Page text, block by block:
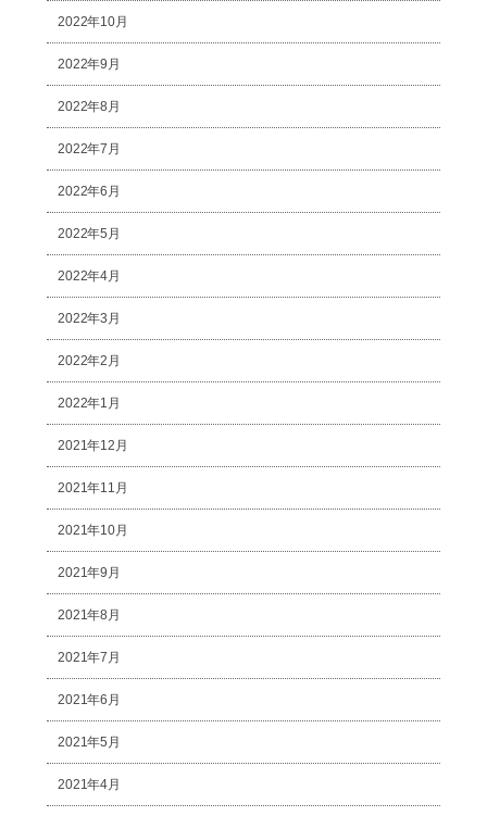
2022年10月
2022年9月
2022年8月
2022年7月
2022年6月
2022年5月
2022年4月
2022年3月
2022年2月
2022年1月
2021年12月
2021年11月
2021年10月
2021年9月
2021年8月
2021年7月
2021年6月
2021年5月
2021年4月